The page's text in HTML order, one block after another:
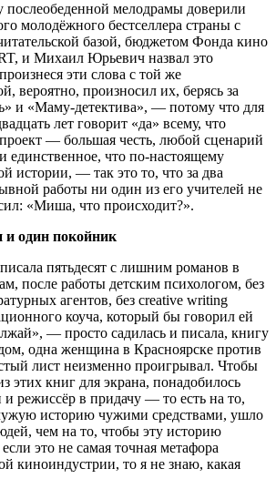
послеобеденной мелодрамы доверили
молодёжного бестселлера страны с
базой, бюджетом Фонда кино
и Михаил Юрьевич назвал это
эти слова с той же
вероятно, произносил их, берясь за
и «Маму-детектива», — потому что для
лет говорит «да» всему, что
— большая честь, любой сценарий
единственное, что по-настоящему
истории, — так это то, что за два
работы ни один из его учителей не
«Миша, что происходит?».
один покойник
пятьдесят с лишним романов в
после работы детским психологом, без
агентов, без creative writing
коуча, который бы говорил ей
— просто садилась и писала, книгу
одна женщина в Красноярске против
лист неизменно проигрывал. Чтобы
этих книг для экрана, понадобилось
и режиссёр в придачу — то есть на то,
историю чужими средствами, ушло
чем на то, чтобы эту историю
это не самая точная метафора
киноиндустрии, то я не знаю, какая